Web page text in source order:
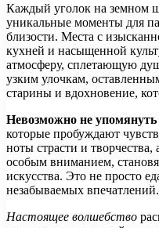
Каждый уголок на земном
уникальные моменты для
близости. Места с
кухней и насыщенной
атмосферу, сплетающую
узким улочкам,
старины и вдохновение,
Невозможно не упомянуть
которые пробуждают
ноты страсти и
особым вниманием,
искусства. Это не просто
незабываемых впечатлений.
Настоящее волшебство